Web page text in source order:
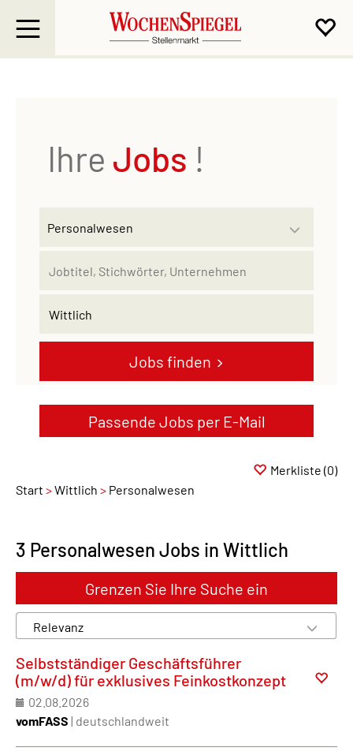
Passende Jobs per E-Mail
Ihre Jobs !
Jobs finden
Start Wittlich Personalwesen
Merkliste (0)
3 Personalwesen Jobs in Wittlich
Grenzen Sie Ihre Suche ein
Selbstständiger Geschäftsführer
(m/w/d) für exklusives Feinkostkonzept
02.08.2026
vomFASS | deutschlandweit